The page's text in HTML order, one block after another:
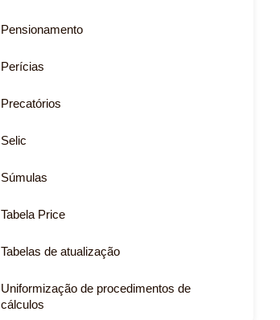
Pensionamento
Perícias
Precatórios
Selic
Súmulas
Tabela Price
Tabelas de atualização
Uniformização de procedimentos de
cálculos